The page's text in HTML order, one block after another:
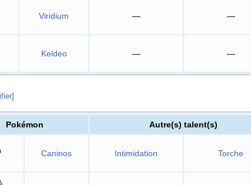
Viridium — —
Keldeo — —
]
Pokémon Autre(s) talent(s)
Caninos Intimidation Torche